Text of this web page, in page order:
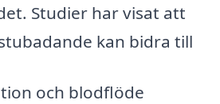
Studier har visat att
kan bidra till
och blodflöde